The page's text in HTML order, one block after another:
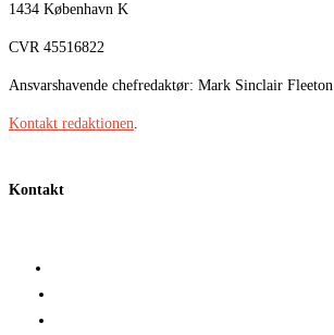
1434 København K
CVR 45516822
Ansvarshavende chefredaktør: Mark Sinclair Fleeton
Kontakt redaktionen.
Kontakt